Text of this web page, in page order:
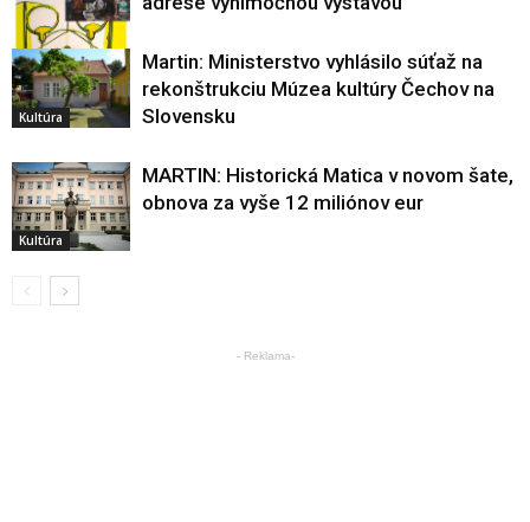
Kultúra
Kultúra
Martin: Ministerstvo vyhlásilo súťaž na
rekonštrukciu Múzea kultúry Čechov na
Slovensku
Kultúra
MARTIN: Historická Matica v novom šate,
obnova za vyše 12 miliónov eur
- Reklama-